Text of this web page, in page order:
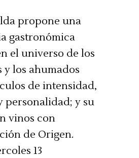
propone una
gastronómica
el universo de los
los ahumados
de intensidad,
personalidad; y su
vinos con
de Origen.
13